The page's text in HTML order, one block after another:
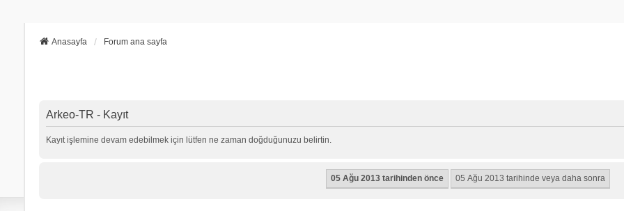
Anasayfa Forum ana sayfa
Arkeo-TR - Kayıt
Kayıt işlemine devam edebilmek için lütfen ne zaman doğduğunuzu belirtin.